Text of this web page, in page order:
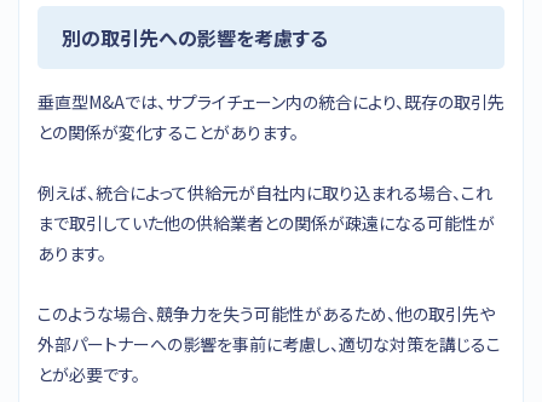
別の取引先への影響を考慮する
垂直型M&Aでは、サプライチェーン内の統合により、既存の取引先
との関係が変化することがあります。
例えば、統合によって供給元が自社内に取り込まれる場合、これ
まで取引していた他の供給業者との関係が疎遠になる可能性が
あります。
このような場合、競争力を失う可能性があるため、他の取引先や
外部パートナーへの影響を事前に考慮し、適切な対策を講じるこ
とが必要です。